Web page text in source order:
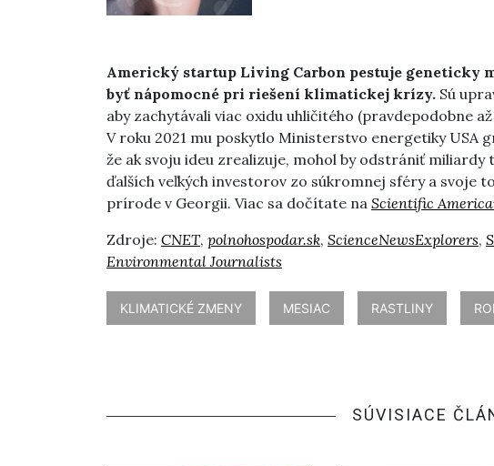
Americký startup Living Carbon pestuje geneticky
byť nápomocné pri riešení klimatickej krízy. Sú
aby zachytávali viac oxidu uhličitého (pravdepodobne
V roku 2021 mu poskytlo Ministerstvo energetiky USA
že ak svoju ideu zrealizuje, mohol by odstrániť miliardy
ďalších veľkých investorov zo súkromnej sféry a svoje
prírode v Georgii. Viac sa dočítate na Scientific
Zdroje: CNET, polnohospodar.sk, ScienceNewsExplorers,
Environmental Journalists
KLIMATICKÉ ZMENY MESIAC RASTLINY
SÚVISIACE